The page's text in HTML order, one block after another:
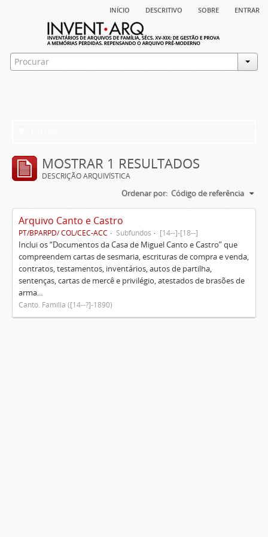
início descritivo sobre entrar
MOSTRAR 1 RESULTADOS
DESCRIÇÃO ARQUIVÍSTICA
Ordenar por: Código de referência
Arquivo Canto e Castro
PT/BPARPD/ COL/CEC-ACC Subfundos [14--]-[18--]
Inclui os “Documentos da Casa de Miguel Canto e Castro” que
compreendem cartas de sesmaria, escrituras de compra e venda,
contratos, testamentos, inventários, autos de partilha,
sentenças, cartas de mercê e privilégio, atestados de brasões de
arma...
Canto. Família ([14--?]-1890)